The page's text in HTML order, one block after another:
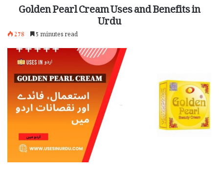
Golden Pearl Cream Uses and Benefits in
Urdu
278 5 minutes read